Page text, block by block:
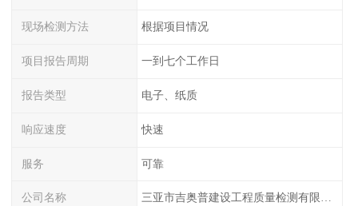
现场检测方法 根据项目情况
项目报告周期 一到七个工作日
报告类型 电子、纸质
响应速度 快速
服务 可靠
公司名称 三亚市吉奥普建设工程质量检测有限公司陕西分公司